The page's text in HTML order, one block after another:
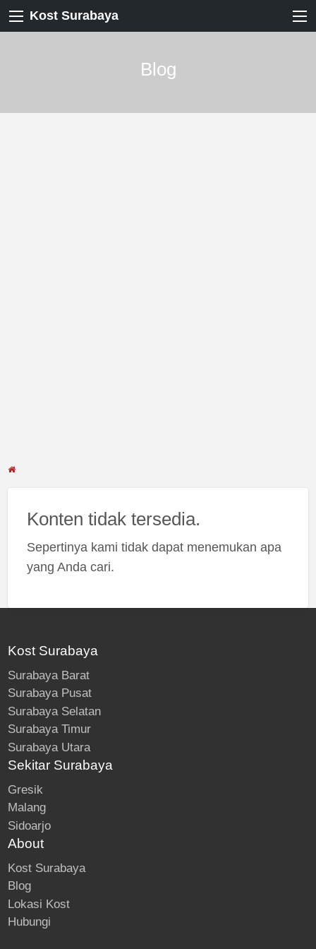
Kost Surabaya
Blog
Konten tidak tersedia.
Sepertinya kami tidak dapat menemukan apa
yang Anda cari.
Kost Surabaya
Surabaya Barat
Surabaya Pusat
Surabaya Selatan
Surabaya Timur
Surabaya Utara
Sekitar Surabaya
Gresik
Malang
Sidoarjo
About
Kost Surabaya
Blog
Lokasi Kost
Hubungi